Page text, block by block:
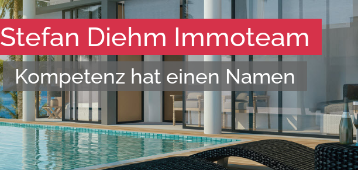
Stefan Diehm Immoteam
gut vernetzt, fair und